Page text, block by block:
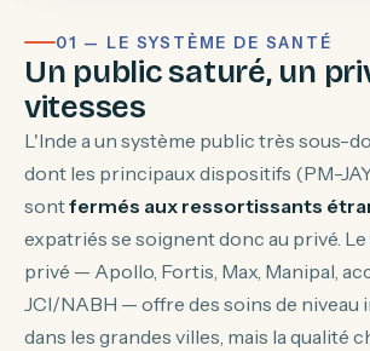
01 — LE SYSTÈME DE SANTÉ
Un public saturé, un
vitesses
L'Inde a un système public très sous-
dont les principaux dispositifs (PM-
sontfermés aux ressortissants
expatriés se soignent donc au privé.
privé — Apollo, Fortis, Max, Manipal,
JCI/NABH — offre des soins de niveau
dans les grandes villes, mais la qualité